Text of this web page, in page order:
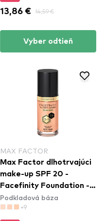
13,86 € 14,59 €
Vyber odtieň
MAX FACTOR
Max Factor dlhotrvajúci
make-up SPF 20 -
Facefinity Foundation -
N77 Soft Honey
Podkladová báza
+9